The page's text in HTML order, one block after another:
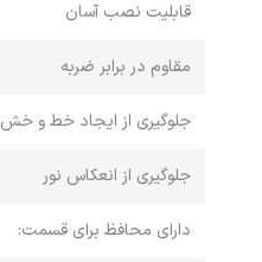
قابلیت نصب آسان
مقاوم در برابر ضربه
جلوگیری از ایجاد خط و خش
جلوگیری از انعکاس نور
دارای محافظ برای قسمت: